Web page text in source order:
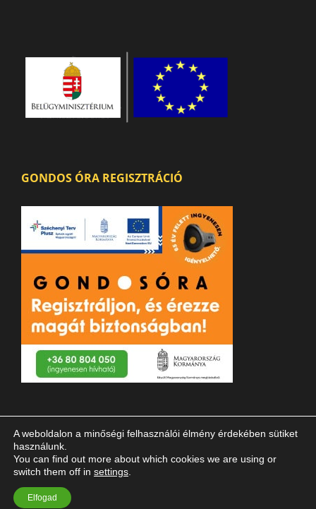
GONDOS ÓRA REGISZTRÁCIÓ
© 2023 Magyar Vakok és Gyengénlátók Országos Szövetsége
A weboldalon a minőségi felhasználói élmény érdekében sütiket
használunk.
You can find out more about which cookies we are using or
switch them off in settings
Elfogad